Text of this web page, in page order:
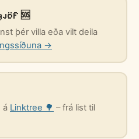
🆘
þér villa eða vilt deila
→
á Linktree 🌳 – frá list til